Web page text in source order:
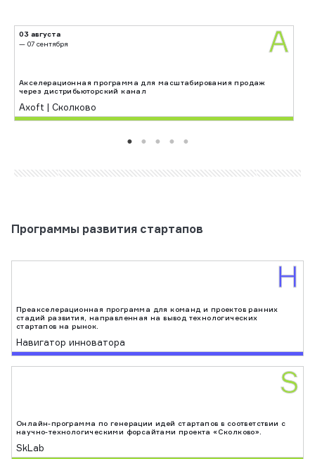
03 августа
— 07 сентября
A
Акселерационная программа для масштабирования продаж
через дистрибьюторский канал
Axoft | Сколково
Программы развития стартапов
Н
Преакселерационная программа для команд и проектов ранних
стадий развития, направленная на вывод технологических
стартапов на рынок.
Навигатор инноватора
S
Онлайн-программа по генерации идей стартапов в соответствии с
научно-технологическими форсайтами проекта «Сколково».
SkLab